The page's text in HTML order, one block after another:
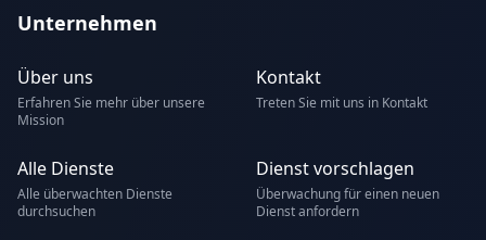
Unternehmen
Über uns
Erfahren Sie mehr über unsere
Mission
Kontakt
Treten Sie mit uns in Kontakt
Alle Dienste
Alle überwachten Dienste
durchsuchen
Dienst vorschlagen
Überwachung für einen neuen
Dienst anfordern